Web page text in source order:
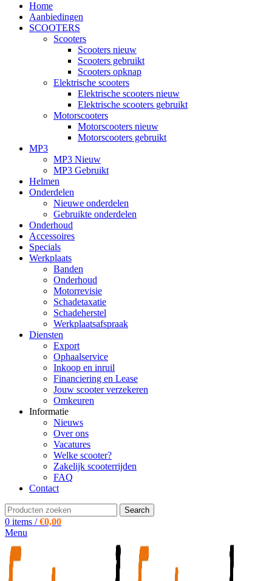
Home
Aanbiedingen
SCOOTERS
Scooters
Scooters nieuw
Scooters gebruikt
Scooters opknap
Elektrische scooters
Elektrische scooters nieuw
Elektrische scooters gebruikt
Motorscooters
Motorscooters nieuw
Motorscooters gebruikt
MP3
MP3 Nieuw
MP3 Gebruikt
Helmen
Onderdelen
Nieuwe onderdelen
Gebruikte onderdelen
Onderhoud
Accessoires
Specials
Werkplaats
Banden
Onderhoud
Motorrevisie
Schadetaxatie
Schadeherstel
Werkplaatsafspraak
Diensten
Export
Ophaalservice
Inkoop en inruil
Financiering en Lease
Jouw scooter verzekeren
Omkeuren
Informatie
Nieuws
Over ons
Vacatures
Welke scooter?
Zakelijk scooterrijden
FAQ
Contact
Search
0 items / €0,00
Menu